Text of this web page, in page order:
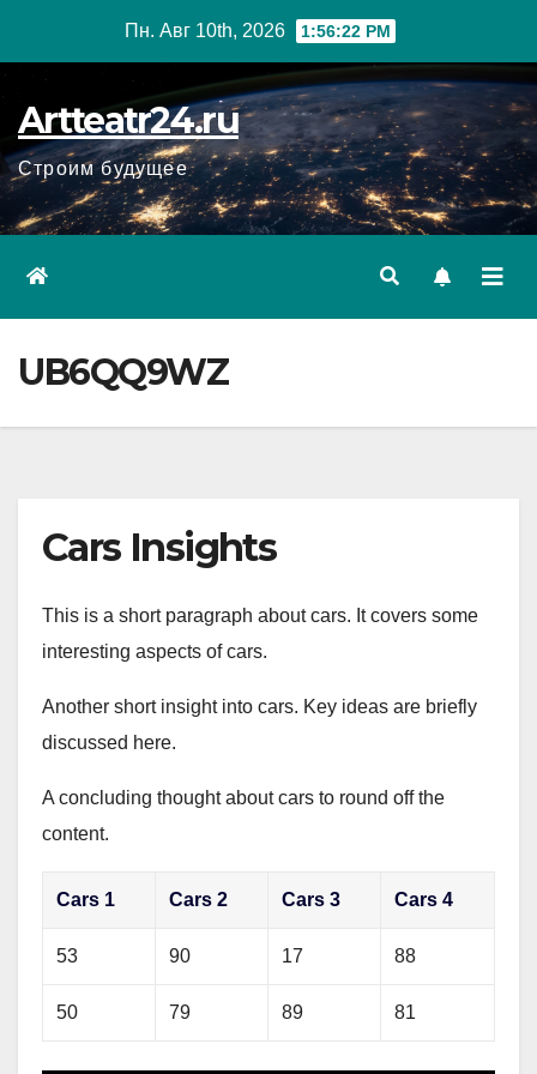
Пн. Авг 10th, 2026 1:56:23 PM
Artteatr24.ru
Строим будущее
UB6QQ9WZ
Cars Insights
This is a short paragraph about cars. It covers some
interesting aspects of cars.
Another short insight into cars. Key ideas are briefly
discussed here.
A concluding thought about cars to round off the
content.
Cars 1 Cars 2 Cars 3 Cars 4
53 90 17 88
50 79 89 81